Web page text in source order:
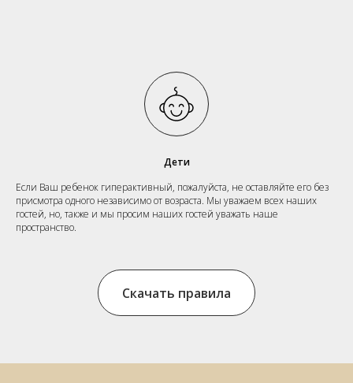
Дети
Если Ваш ребенок гиперактивный, пожалуйста, не оставляйте его без
присмотра одного независимо от возраста. Мы уважаем всех наших
гостей, но, также и мы просим наших гостей уважать наше
пространство.
Скачать правила